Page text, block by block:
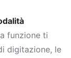
funzione ti
digitazione, le